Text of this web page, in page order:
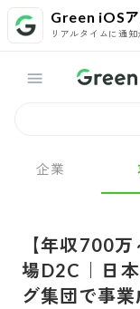
Green iOSア
リアルタイムに通知
企業
【年収700
場D2C｜日
グ集団で事